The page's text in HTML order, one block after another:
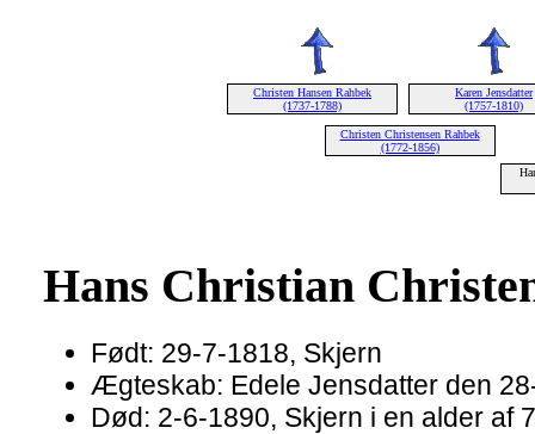
Christen Hansen Rahbek
(1737-1788)
Karen Jensdatter
(1757-1810)
Christen Christensen Rahbek
(1772-1856)
Hans Christian
Født: 29-7-1818, Skjern
Ægteskab: Edele Jensdatter den
Død: 2-6-1890, Skjern i en alder af